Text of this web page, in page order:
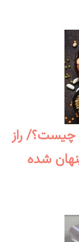
چیست؟/ راز
شده